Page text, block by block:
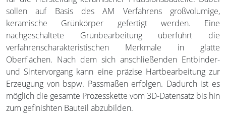
sollen auf Basis des AM Verfahrens großvolumige,
keramische Grünkörper gefertigt werden. Eine
nachgeschaltete Grünbearbeitung überführt die
verfahrenscharakteristischen Merkmale in glatte
Oberflächen. Nach dem sich anschließenden Entbinder-
und Sintervorgang kann eine präzise Hartbearbeitung zur
Erzeugung von bspw. Passmaßen erfolgen. Dadurch ist es
möglich die gesamte Prozesskette vom 3D-Datensatz bis hin
zum gefinishten Bauteil abzubilden.